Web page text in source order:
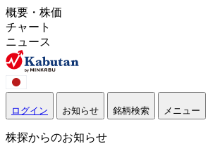
概要・株価
チャート
ニュース
ログイン お知らせ 銘柄検索 メニュー
株探からのお知らせ